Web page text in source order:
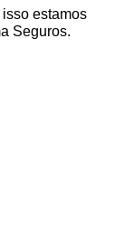
estamos
Seguros.